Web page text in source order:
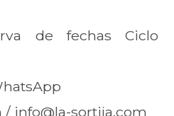
de fechas Ciclo
info@la-sortija.com